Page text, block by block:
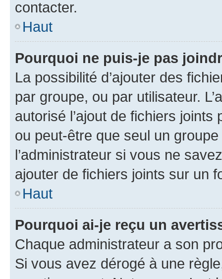
contacter.
Haut
Pourquoi ne puis-je pas
La possibilité d’ajouter des
par groupe, ou par utilisateur.
autorisé l’ajout de fichiers
ou peut-être que seul un
l’administrateur si vous ne
ajouter de fichiers joints sur un
Haut
Pourquoi ai-je reçu un
Chaque administrateur a son
Si vous avez dérogé à une